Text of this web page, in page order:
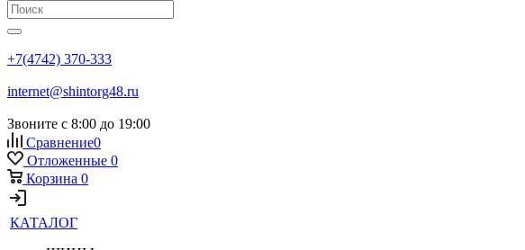
+7(4742) 370-333
internet@shintorg48.ru
Звоните с 8:00 до 19:00
Сравнение0
Отложенные 0
Корзина 0
КАТАЛОГ